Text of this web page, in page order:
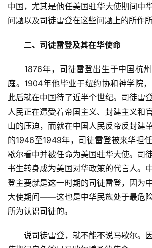
中国，尤其是他任美国驻华大使期间中
问题以及司徒雷登在这些问题上的所作所
二、司徒雷登及其在华使命
1876年，司徒雷登出生于中国杭州
庭。1904年他毕业于纽约协和神学院，
此后就在中国待了近半个世纪。司徒雷
人民正在遭受着帝国主义、封建主义和
山的压迫，而就在中国人民反帝反封建
的1946至1949年，司徒雷登被来华担
歇尔看中并被任命为美国驻华大使。司
书生转身成为美国对华政策的代言人。
登主要就是这一时期的司徒雷登，因为
大使期间——这也是中华民族处于最危
所为认识司徒的。
说司徒雷登，就不能不说马歇尔。